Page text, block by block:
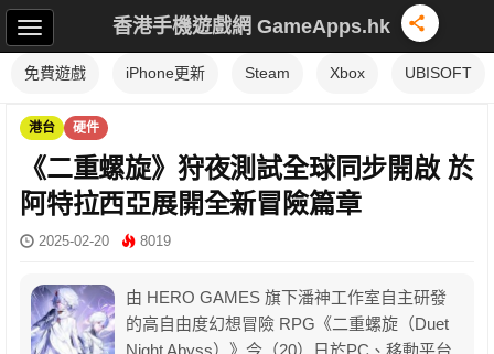
香港手機遊戲網 GameApps.hk
免費遊戲 iPhone更新 Steam Xbox UBISOFT
港台 硬件
《二重螺旋》狩夜測試全球同步開啟 於
阿特拉西亞展開全新冒險篇章
2025-02-20 8019
由 HERO GAMES 旗下潘神工作室自主研發
的高自由度幻想冒險 RPG《二重螺旋（Duet
Night Abyss）》今（20）日於PC、移動平台